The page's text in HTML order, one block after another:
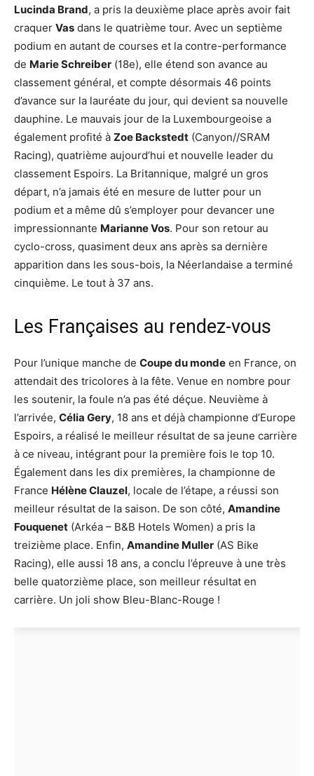
Lucinda Brand, a pris la deuxième place après avoir fait
craquer Vas dans le quatrième tour. Avec un septième
podium en autant de courses et la contre-performance
de Marie Schreiber (18e), elle étend son avance au
classement général, et compte désormais 46 points
d’avance sur la lauréate du jour, qui devient sa nouvelle
dauphine. Le mauvais jour de la Luxembourgeoise a
également profité à Zoe Backstedt (Canyon//SRAM
Racing), quatrième aujourd’hui et nouvelle leader du
classement Espoirs. La Britannique, malgré un gros
départ, n’a jamais été en mesure de lutter pour un
podium et a même dû s’employer pour devancer une
impressionnante Marianne Vos. Pour son retour au
cyclo-cross, quasiment deux ans après sa dernière
apparition dans les sous-bois, la Néerlandaise a terminé
cinquième. Le tout à 37 ans.
Les Françaises au rendez-vous
Pour l’unique manche de Coupe du monde en France, on
attendait des tricolores à la fête. Venue en nombre pour
les soutenir, la foule n’a pas été déçue. Neuvième à
l’arrivée, Célia Gery, 18 ans et déjà championne d’Europe
Espoirs, a réalisé le meilleur résultat de sa jeune carrière
à ce niveau, intégrant pour la première fois le top 10.
Également dans les dix premières, la championne de
France Hélène Clauzel, locale de l’étape, a réussi son
meilleur résultat de la saison. De son côté, Amandine
Fouquenet (Arkéa – B&B Hotels Women) a pris la
treizième place. Enfin, Amandine Muller (AS Bike
Racing), elle aussi 18 ans, a conclu l’épreuve à une très
belle quatorzième place, son meilleur résultat en
carrière. Un joli show Bleu-Blanc-Rouge !